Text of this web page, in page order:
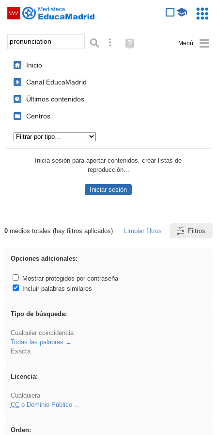
Saltar navegación
Palabra o frase: Búsqueda avanzada
Ayuda
(en
Inicio
Canal EducaMadrid
Últimos contenidos
Centros
Inicia sesión para aportar contenidos, crear listas de
reproducción...
Iniciar sesión
Resultados de: pronunciation
0medios totales (hay filtros aplicados) Limpiar filtros Filtros
Opciones adicionales:
Mostrar protegidos por contraseña
Incluir palabras similares
Tipo de búsqueda:
Cualquier coincidencia
Todas las palabras
Exacta
Licencia:
Cualquiera
CCo Dominio Público
Orden: